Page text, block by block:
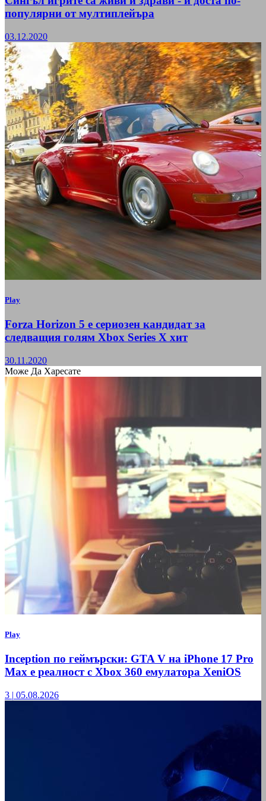
популярни от мултиплейъра
03.12.2020
Play
Forza Horizon 5 е сериозен кандидат за
следващия голям Xbox Series X хит
30.11.2020
Може Да Харесате
Play
Inception по геймърски: GTA V на iPhone 17 Pro
Max е реалност с Xbox 360 емулатора XeniOS
3 | 05.08.2026